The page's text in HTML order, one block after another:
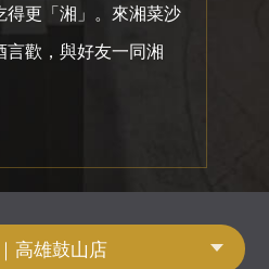
得更「湘」。來湘菜沙
言歡，與好友一同湘
高雄鼓山店